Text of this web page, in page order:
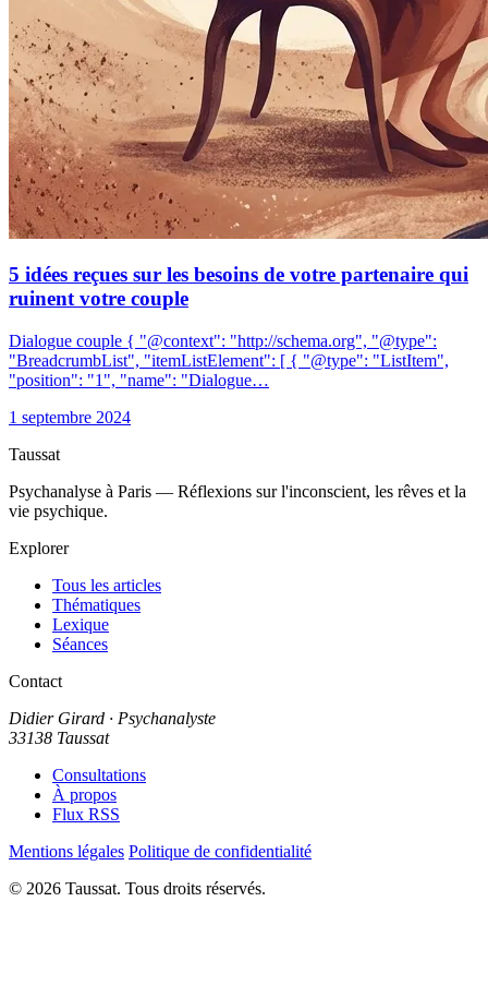
5 idées reçues sur les besoins de votre partenaire qui
ruinent votre couple
Dialogue couple { "@context": "http://schema.org", "@type":
"BreadcrumbList", "itemListElement": [ { "@type": "ListItem",
"position": "1", "name": "Dialogue…
1 septembre 2024
Taussat
Psychanalyse à Paris — Réflexions sur l'inconscient, les rêves et la
vie psychique.
Explorer
Tous les articles
Thématiques
Lexique
Séances
Contact
Didier Girard · Psychanalyste
33138 Taussat
Consultations
À propos
Flux RSS
Mentions légales Politique de confidentialité
© 2026 Taussat. Tous droits réservés.